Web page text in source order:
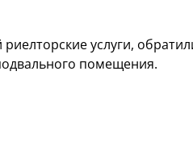
услуги,
помещения.